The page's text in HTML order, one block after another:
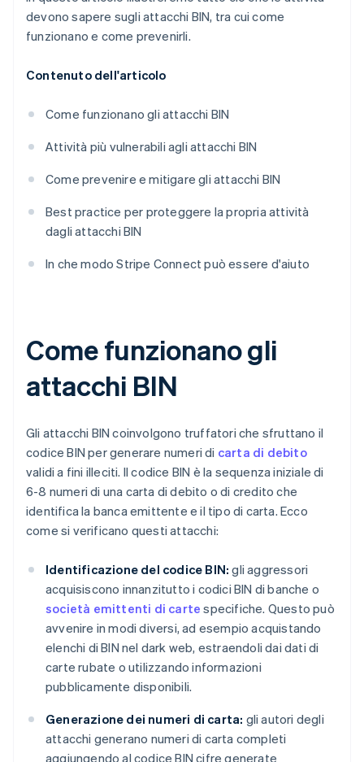
devono sapere sugli attacchi BIN, tra cui come
funzionano e come prevenirli.
Contenuto dell'articolo
Come funzionano gli attacchi BIN
Attività più vulnerabili agli attacchi BIN
Come prevenire e mitigare gli attacchi BIN
Best practice per proteggere la propria attività
dagli attacchi BIN
In che modo Stripe Connect può essere d'aiuto
Come funzionano gli
attacchi BIN
Gli attacchi BIN coinvolgono truffatori che sfruttano il
codice BIN per generare numeri di carta di debito
validi a fini illeciti. Il codice BIN è la sequenza iniziale di
6-8 numeri di una carta di debito o di credito che
identifica la banca emittente e il tipo di carta. Ecco
come si verificano questi attacchi:
Identificazione del codice BIN: gli aggressori
acquisiscono innanzitutto i codici BIN di banche o
società emittenti di carte specifiche. Questo può
avvenire in modi diversi, ad esempio acquistando
elenchi di BIN nel dark web, estraendoli dai dati di
carte rubate o utilizzando informazioni
pubblicamente disponibili.
Generazione dei numeri di carta: gli autori degli
attacchi generano numeri di carta completi
aggiungendo al codice BIN cifre generate